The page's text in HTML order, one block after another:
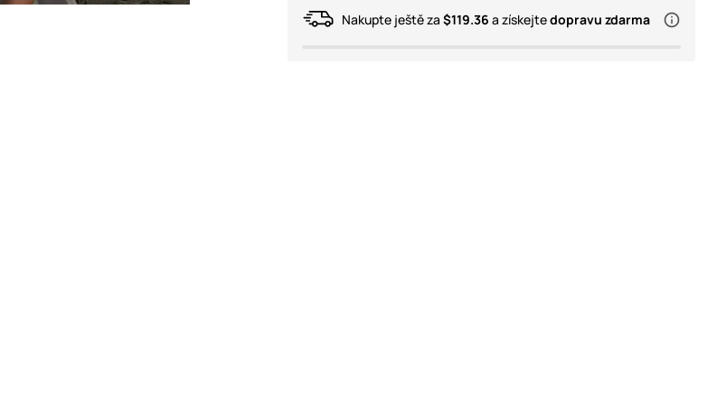
Nakupte ještě za $119.36 a získejtedopravu zdarma